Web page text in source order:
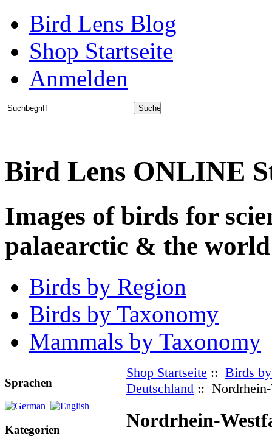
Bird Lens Blog
Shop Startseite
Anmelden
Bird Lens ONLINE
Images of birds for
palaearctic & the world
Birds by Region
Birds by Taxonomy
Mammals by Taxonomy
Sprachen
Kategorien
Shop Startseite :: Birds
Deutschland :: Nordrhein-
Nordrhein-